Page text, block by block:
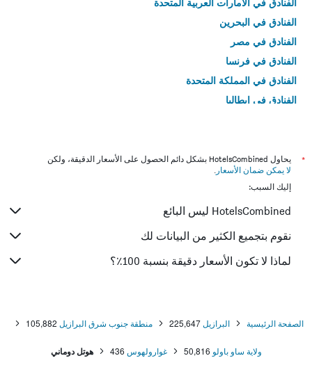
الفنادق في البحرين
الفنادق في مصر
الفنادق في فرنسا
الفنادق في المملكة المتحدة
الفنادق في إيطاليا
*
يحاول HotelsCombined بشكل دائم الحصول على الأسعار الدقيقة، ولكن
لا يمكن ضمان الأسعار .
إليك السبب:
HotelsCombined ليس البائع
نقوم بتجميع الكثير من البيانات لك
لماذا لا تكون الأسعار دقيقة بنسبة 100٪؟
الصفحة الرئيسية البرازيل 225,647 منطقة جنوب شرق البرازيل 105,882
ولاية ساو باولو 50,816 غوارولهوس 436 هوتل دوماني